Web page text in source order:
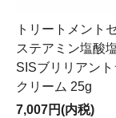
トリートメント
ステアミン塩酸
SISブリリアント
クリーム 25g
7,007円(内税)